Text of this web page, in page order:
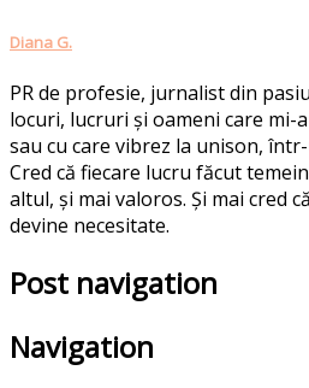
Diana G.
PR de profesie, jurnalist din
locuri, lucruri și oameni care mi-
sau cu care vibrez la unison,
Cred că fiecare lucru făcut
altul, și mai valoros. Și mai cred
devine necesitate.
Post navigation
Navigation